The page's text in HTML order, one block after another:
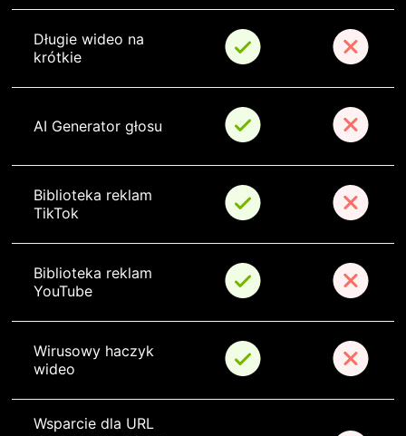
Długie wideo na
krótkie
AI Generator głosu
Biblioteka reklam
TikTok
Biblioteka reklam
YouTube
Wirusowy haczyk
wideo
Wsparcie dla URL